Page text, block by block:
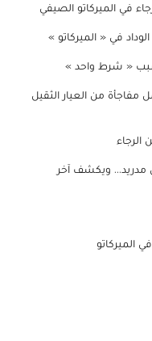
في الميركاتو الصيفي
في « الميركاتو »
« شرط واحد »
مفاجأة من العيار الثقيل
مدريد... ويكشف آخر
الميركاتو